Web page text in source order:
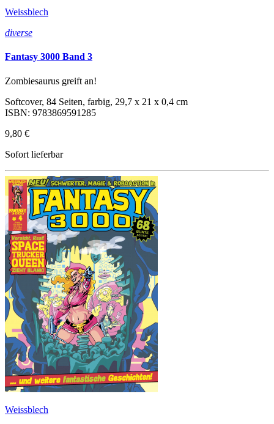
Weissblech
diverse
Fantasy 3000 Band 3
Zombiesaurus greift an!
Softcover, 84 Seiten, farbig, 29,7 x 21 x 0,4 cm
ISBN: 9783869591285
9,80 €
Sofort lieferbar
Weissblech